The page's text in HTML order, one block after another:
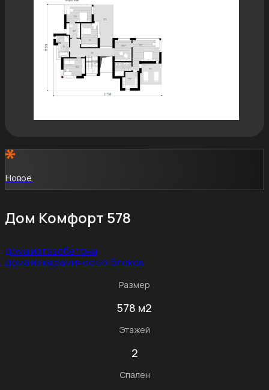
Новое
Дом Комфорт 578
дома из газобетона
дома из керамических блоков
Размер
578 м2
Этажей
2
Спален